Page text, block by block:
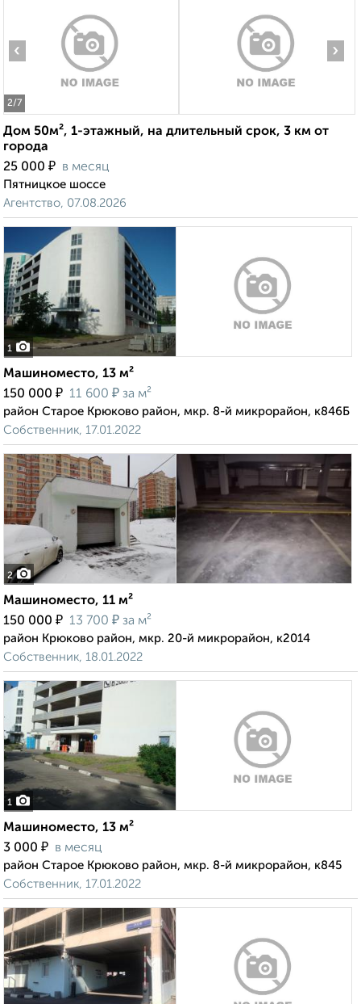
2/7
‹ ›
Дом 50м², 1-этажный, на длительный срок, 3 км от
города
25 000 ₽ в месяц
Пятницкое шоссе
Агентство, 07.08.2026
1
Машиноместо, 13 м²
150 000 ₽ 11 600 ₽ за м²
район Старое Крюково район, мкр. 8-й микрорайон, к846Б
Собственник, 17.01.2022
2
Машиноместо, 11 м²
150 000 ₽ 13 700 ₽ за м²
район Крюково район, мкр. 20-й микрорайон, к2014
Собственник, 18.01.2022
1
Машиноместо, 13 м²
3 000 ₽ в месяц
район Старое Крюково район, мкр. 8-й микрорайон, к845
Собственник, 17.01.2022